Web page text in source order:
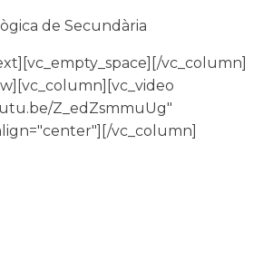
de Secundària
vc_column]
Z_edZsmmuUg"
vc_column]